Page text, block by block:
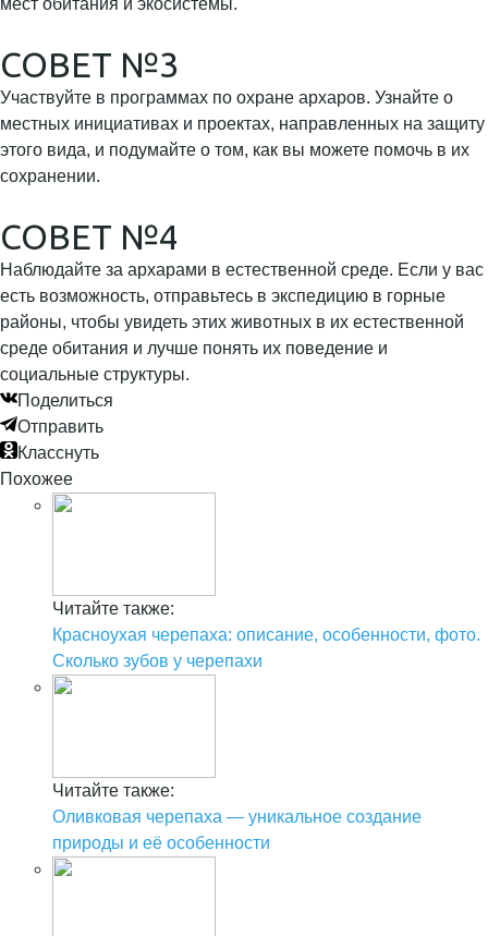
мест обитания и экосистемы.
СОВЕТ №3
Участвуйте в программах по охране архаров. Узнайте о
местных инициативах и проектах, направленных на защиту
этого вида, и подумайте о том, как вы можете помочь в их
сохранении.
СОВЕТ №4
Наблюдайте за архарами в естественной среде. Если у вас
есть возможность, отправьтесь в экспедицию в горные
районы, чтобы увидеть этих животных в их естественной
среде обитания и лучше понять их поведение и
социальные структуры.
Поделиться
Отправить
Класснуть
Похожее
Читайте также:
Красноухая черепаха: описание, особенности, фото.
Сколько зубов у черепахи
Читайте также:
Оливковая черепаха — уникальное создание
природы и её особенности